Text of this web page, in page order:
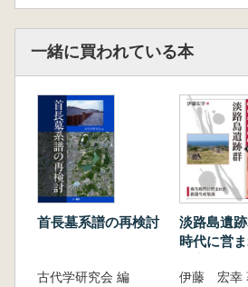
一緒に買われている本
首長墓系譜の再検討
古代学研究会 編
淡路島遺
時代に営
伊藤 宏幸